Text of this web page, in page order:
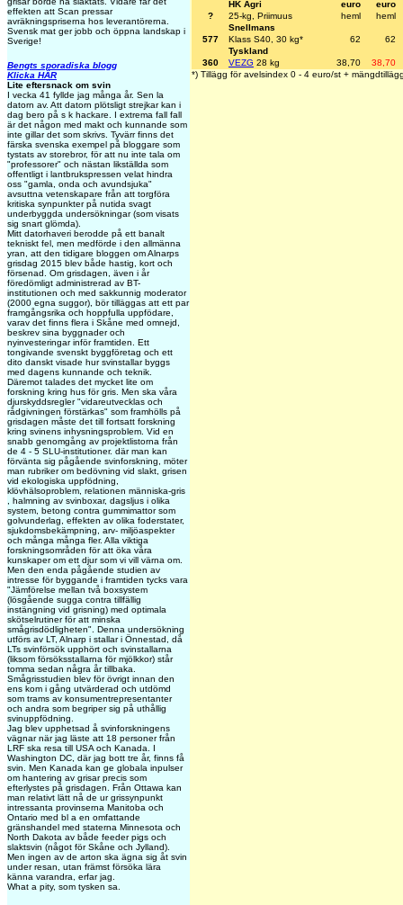
effekten att Scan pressar
avräkningspriserna hos leverantörerna.
Svensk mat ger jobb och öppna landskap i
Sverige!
Bengts sporadiska blogg
Klicka HÄR
Lite eftersnack om svin
I vecka 41 fyllde jag många år. Sen la
datorn av. Att datorn plötsligt strejkar kan i
dag bero på s k hackare. I extrema fall fall
är det någon med makt och kunnande som
inte gillar det som skrivs. Tyvärr finns det
färska svenska exempel på bloggare som
tystats av storebror, för att nu inte tala om
"professorer" och nästan likställda som
offentligt i lantbrukspressen velat hindra
oss "gamla, onda och avundsjuka"
avsuttna vetenskapare från att torgföra
kritiska synpunkter på nutida svagt
underbyggda undersökningar (som visats
sig snart glömda).
Mitt datorhaveri berodde på ett banalt
tekniskt fel, men medförde i den allmänna
yran, att den tidigare bloggen om Alnarps
grisdag 2015 blev både hastig, kort och
försenad. Om grisdagen, även i år
föredömligt administrerad av BT-
institutionen och med sakkunnig moderator
(2000 egna suggor), bör tilläggas att ett par
framgångsrika och hoppfulla uppfödare,
varav det finns flera i Skåne med omnejd,
beskrev sina byggnader och
nyinvesteringar inför framtiden. Ett
tongivande svenskt byggföretag och ett
dito danskt visade hur svinstallar byggs
med dagens kunnande och teknik.
Däremot talades det mycket lite om
forskning kring hus för gris. Men ska våra
djurskyddsregler "vidareutvecklas och
rådgivningen förstärkas" som framhölls på
grisdagen måste det till fortsatt forskning
kring svinens inhysningsproblem. Vid en
snabb genomgång av projektlistorna från
de 4 - 5 SLU-institutioner. där man kan
förvänta sig pågående svinforskning, möter
man rubriker om bedövning vid slakt, grisen
vid ekologiska uppfödning,
klövhälsoproblem, relationen människa-gris
, halmning av svinboxar, dagsljus i olika
system, betong contra gummimattor som
golvunderlag, effekten av olika foderstater,
sjukdomsbekämpning, arv- miljöaspekter
och många många fler. Alla viktiga
forskningsområden för att öka våra
kunskaper om ett djur som vi vill värna om.
Men den enda pågående studien av
intresse för byggande i framtiden tycks vara
"Jämförelse mellan två boxsystem
(lösgående sugga contra tillfällig
instängning vid grisning) med optimala
skötselrutiner för att minska
smågrisdödligheten". Denna undersökning
utförs av LT, Alnarp i stallar i Önnestad, då
LTs svinförsök upphört och svinstallarna
(liksom försöksstallarna för mjölkkor) står
tomma sedan några år tillbaka.
Smågrisstudien blev för övrigt innan den
ens kom i gång utvärderad och utdömd
som trams av konsumentrepresentanter
och andra som begriper sig på uthållig
svinuppfödning.
Jag blev upphetsad å svinforskningens
vägnar när jag läste att 18 personer från
LRF ska resa till USA och Kanada. I
Washington DC, där jag bott tre år, finns få
svin. Men Kanada kan ge globala inpulser
om hantering av grisar precis som
efterlystes på grisdagen. Från Ottawa kan
man relativt lätt nå de ur grissynpunkt
intressanta provinserna Manitoba och
Ontario med bl a en omfattande
gränshandel med staterna Minnesota och
North Dakota av både feeder pigs och
slaktsvin (något för Skåne och Jylland).
Men ingen av de arton ska ägna sig åt svin
under resan, utan främst försöka lära
känna varandra, erfar jag.
What a pity, som tysken sa.
HK Agri
euro
euro
?
25-kg, Priimuus heml
heml
Snellmans
577
Klass S40, 30 kg* 62
62
Tyskland
360
VEZG 28 kg 38,70
38,70
*) Tillägg för avelsindex 0 - 4 euro/st +